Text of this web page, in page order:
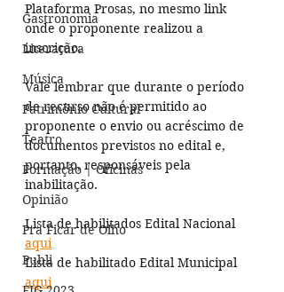
Gastronomia
Literatura
Música
Patrimônio Cultural
Teatro
Formação | Oficinas
Opinião
Pra Ficar de Olho
Publi
Plataforma Prosas, no mesmo link
onde o proponente realizou a
inscrição.
Vale lembrar que durante o período
de recurso não é permitido ao
proponente o envio ou acréscimo de
documentos previstos no edital e,
portanto, responsáveis pela
inabilitação.
Lista de habilitados Edital Nacional
aqui
Lista de habilitado Edital Municipal
aqui